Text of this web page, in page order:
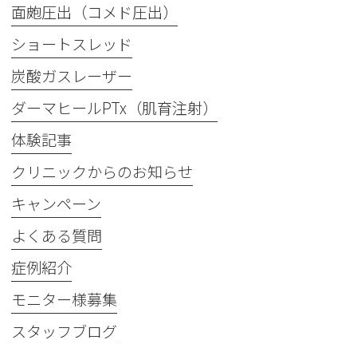
面皰圧出（コメド圧出）
ショートスレッド
炭酸ガスレーザー
ダーマヒールPTx（肌育注射）
体験記事
クリニックからのお知らせ
キャンペーン
よくある質問
症例紹介
モニター様募集
スタッフブログ